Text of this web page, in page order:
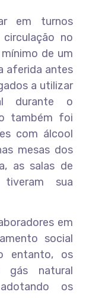
em turnos
no
de um
aferida antes
a utilizar
durante o
também foi
com álcool
mesas dos
as salas de
sua
em
social
entanto, os
gás natural
os